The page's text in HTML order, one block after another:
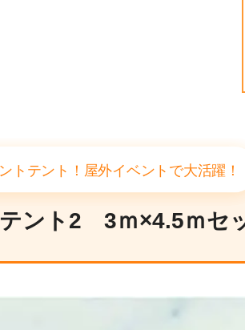
トテント！屋外イベントで大活躍！
ント2 3ｍ×4.5ｍセ